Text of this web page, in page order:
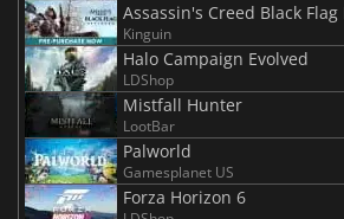
Assassin's Creed Black Flag
Kinguin
Halo Campaign Evolved
LDShop
Mistfall Hunter
LootBar
Palworld
Gamesplanet US
Forza Horizon 6